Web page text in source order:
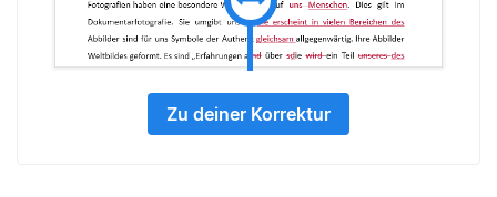
Zu deiner Korrektur